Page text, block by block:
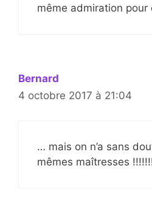
même admiration pour
Bernard
4 octobre 2017 à 21:04
… mais on n’a sans
mêmes maîtresses